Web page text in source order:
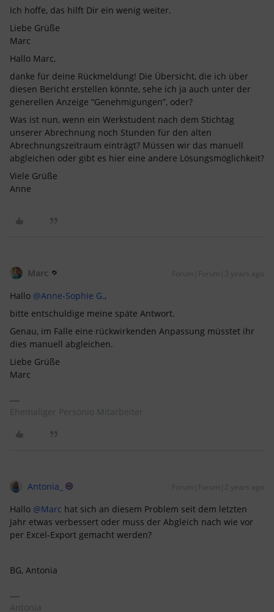
Ich hoffe, das hilft Dir ein wenig weiter.
Liebe Grüße
Marc
Hallo Marc,
danke für deine Rückmeldung! Die Übersicht, die ich über
diesen Bericht erstellen könnte, sehe ich ja auch unter der
generellen Anzeige “Genehmigungen”, oder?
Was ist nun, wenn ein Werkstudent nach dem Stichtag
unserer Abrechnung noch Stunden für den alten
Abrechnungszeitraum einträgt? Müssen wir das manuell
abgleichen oder gibt es hier eine andere Lösungsmöglichkeit?
Viele Grüße
Anne
Marc Forum|Forum|3 years ago
Hallo @Anne-Sophie G.,
bitte entschuldige meine späte Antwort.
Genau, im Falle eine rückwirkenden Anpassung müsstet ihr
dies manuell abgleichen.
Liebe Grüße
Marc
Ehemaliger Personio Mitarbeiter
Antonia_ Forum|Forum|2 years ago
Hallo @Marc hat sich an diesem Problem seit dem letzten
Jahr etwas verbessert oder muss der Abgleich nach wie vor
per Excel-Export gemacht werden?
BG, Antonia
Antonia